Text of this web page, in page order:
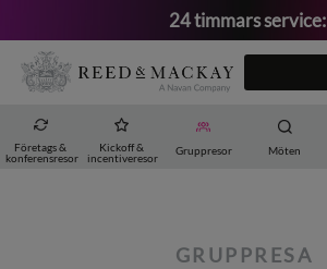
Hoppa
till
24 timmars service:
Företags &
konferensresor
Kickoff &
incentiveresor
Gruppresor Möten
GRUPPRESA